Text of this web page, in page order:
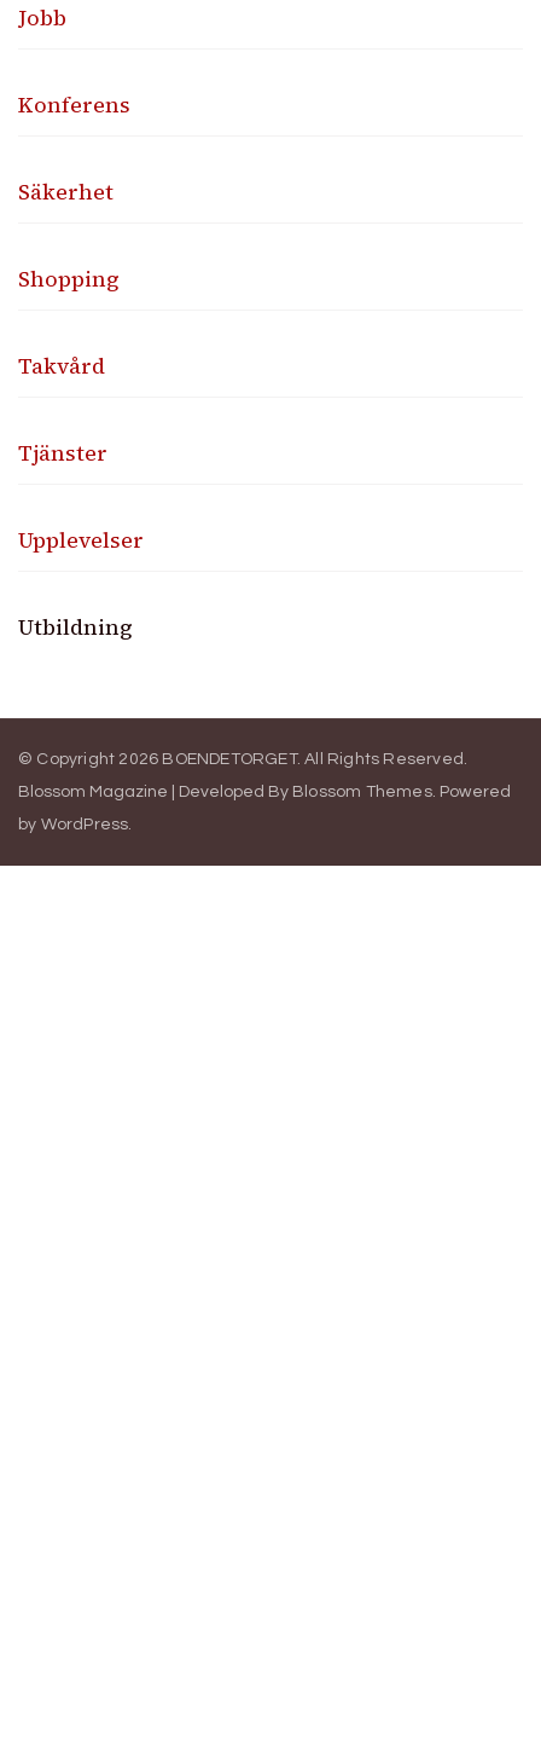
Jobb
Konferens
Säkerhet
Shopping
Takvård
Tjänster
Upplevelser
Utbildning
© Copyright 2026 BOENDETORGET. All Rights Reserved.
Blossom Magazine | Developed By Blossom Themes. Powered
by WordPress.